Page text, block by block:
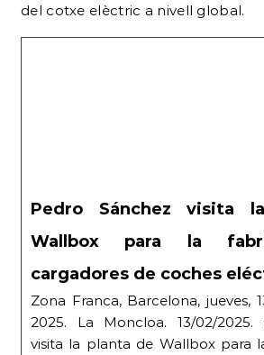
del cotxe elèctric a nivell global.
Pedro Sánchez visita
Wallbox para la
cargadores de coches
Zona Franca, Barcelona, jueves,
2025. La Moncloa. 13/02/2025.
visita la planta de Wallbox para